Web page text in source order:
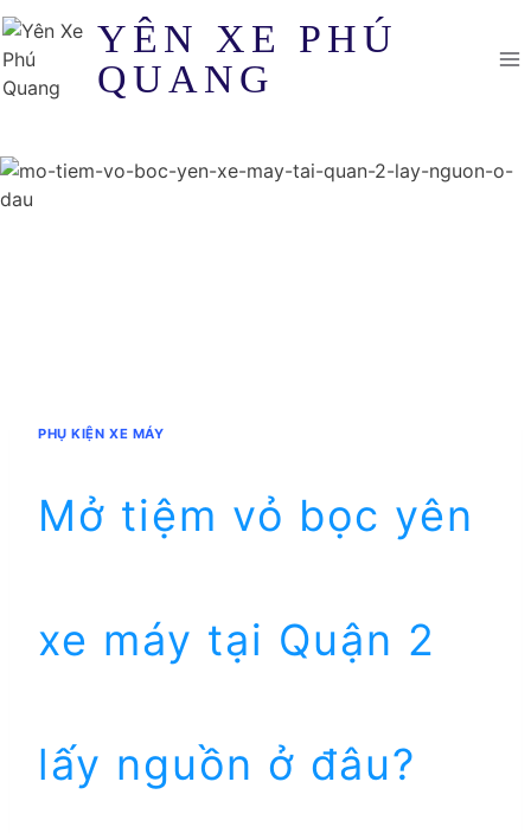
Skip
to
content
YÊN XE PHÚ
QUANG
PHỤ KIỆN XE MÁY
Mở tiệm vỏ bọc yên
xe máy tại Quận 2
lấy nguồn ở đâu?